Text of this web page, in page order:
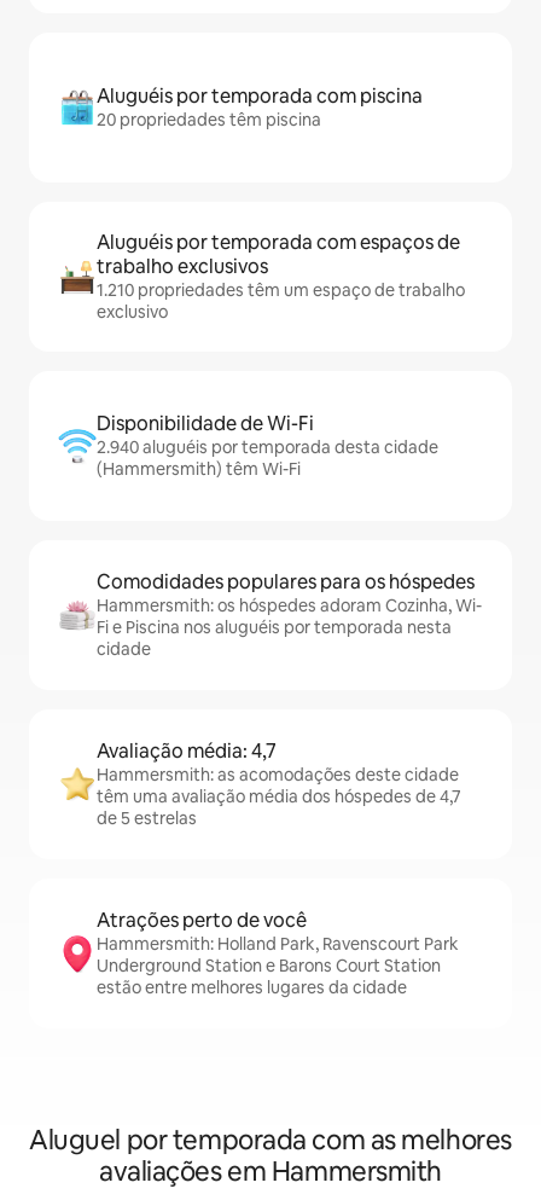
Aluguéis por temporada com piscina
20 propriedades têm piscina
Aluguéis por temporada com espaços de
trabalho exclusivos
1.210 propriedades têm um espaço de trabalho
exclusivo
Disponibilidade de Wi-Fi
2.940 aluguéis por temporada desta cidade
(Hammersmith) têm Wi-Fi
Comodidades populares para os hóspedes
Hammersmith: os hóspedes adoram Cozinha, Wi-
Fi e Piscina nos aluguéis por temporada nesta
cidade
Avaliação média: 4,7
Hammersmith: as acomodações deste cidade
têm uma avaliação média dos hóspedes de 4,7
de 5 estrelas
Atrações perto de você
Hammersmith: Holland Park, Ravenscourt Park
Underground Station e Barons Court Station
estão entre melhores lugares da cidade
Aluguel por temporada com as melhores
avaliações em Hammersmith